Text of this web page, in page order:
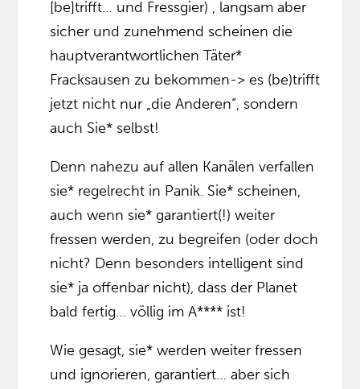
[be]trifft… und Fressgier) , langsam aber
sicher und zunehmend scheinen die
hauptverantwortlichen Täter*
Fracksausen zu bekommen-> es (be)trifft
jetzt nicht nur „die Anderen“, sondern
auch Sie* selbst!
Denn nahezu auf allen Kanälen verfallen
sie* regelrecht in Panik. Sie* scheinen,
auch wenn sie* garantiert(!) weiter
fressen werden, zu begreifen (oder doch
nicht? Denn besonders intelligent sind
sie* ja offenbar nicht), dass der Planet
bald fertig… völlig im A**** ist!
Wie gesagt, sie* werden weiter fressen
und ignorieren, garantiert… aber sich